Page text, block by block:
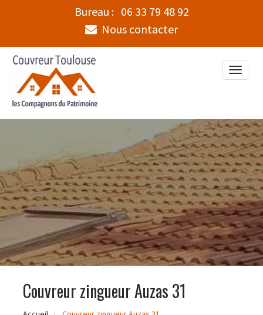
Bureau : 06 33 79 48 92
Nous contacter
Toggle
Couvreur zingueur Auzas 31